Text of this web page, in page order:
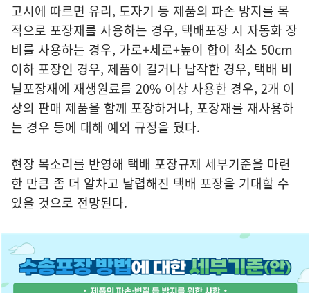
고시에 따르면 유리, 도자기 등 제품의 파손 방지를 목
적으로 포장재를 사용하는 경우, 택배포장 시 자동화 장
비를 사용하는 경우, 가로+세로+높이 합이 최소 50cm
이하 포장인 경우, 제품이 길거나 납작한 경우, 택배 비
닐포장재에 재생원료를 20% 이상 사용한 경우, 2개 이
상의 판매 제품을 함께 포장하거나, 포장재를 재사용하
는 경우 등에 대해 예외 규정을 뒀다.
현장 목소리를 반영해 택배 포장규제 세부기준을 마련
한 만큼 좀 더 알차고 날렵해진 택배 포장을 기대할 수
있을 것으로 전망된다.